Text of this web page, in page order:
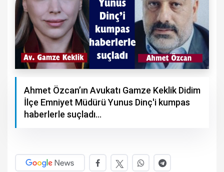
Ahmet Özcan’ın Avukatı Gamze Keklik Didim
İlçe Emniyet Müdürü Yunus Dinç'i kumpas
haberlerle suçladı…